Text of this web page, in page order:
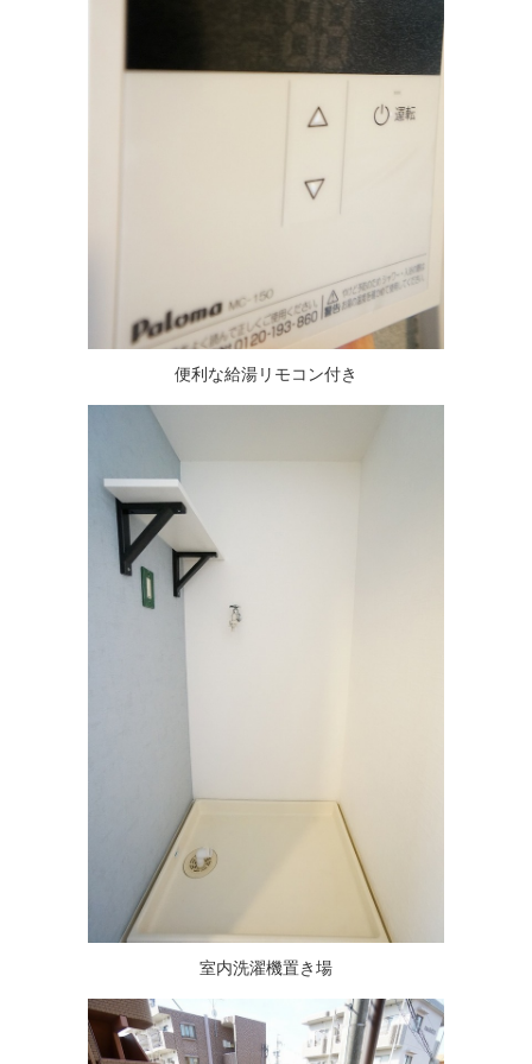
便利な給湯リモコン付き
室内洗濯機置き場